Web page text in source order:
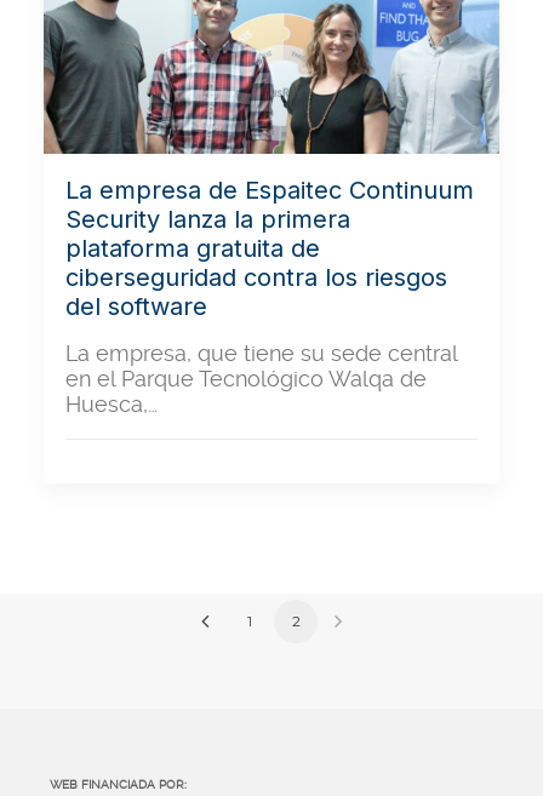
La empresa de Espaitec Continuum
Security lanza la primera
plataforma gratuita de
ciberseguridad contra los riesgos
del software
La empresa, que tiene su sede central
en el Parque Tecnológico Walqa de
Huesca,…
1 2
WEB FINANCIADA POR: